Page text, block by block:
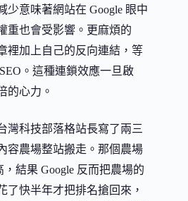
少意味著網站在 Google 眼中
重也會受影響。更麻煩的
裡加上自己的反向連結，等
。這種連鎖效應一旦啟
的心力。
灣科技部落格站長寫了兩三
容農場整站搬走。那個農場
，結果 Google 反而把農場的
了快半年才把排名搶回來，